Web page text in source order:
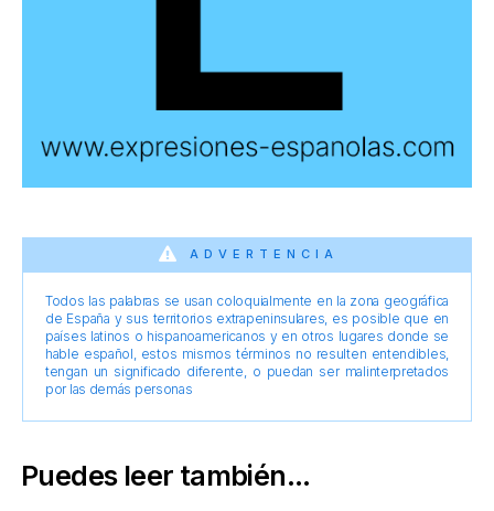
ADVERTENCIA
Todos las palabras se usan coloquialmente en la zona geográfica
de España y sus territorios extrapeninsulares, es posible que en
países latinos o hispanoamericanos y en otros lugares donde se
hable español, estos mismos términos no resulten entendibles,
tengan un significado diferente, o puedan ser malinterpretados
por las demás personas
Puedes leer también...